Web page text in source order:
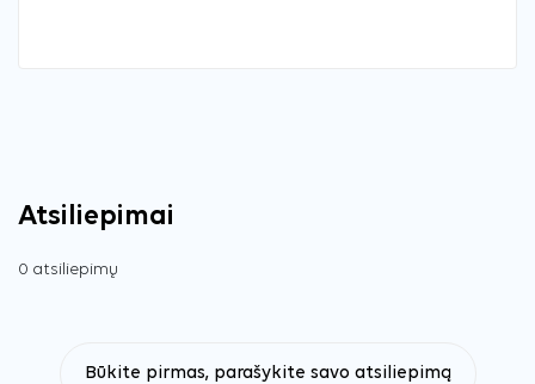
Atsiliepimai
0 atsiliepimų
Būkite pirmas, parašykite savo atsiliepimą